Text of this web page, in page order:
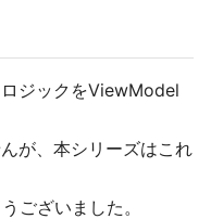
ジックをViewModel
が、本シリーズはこれ
ございました。